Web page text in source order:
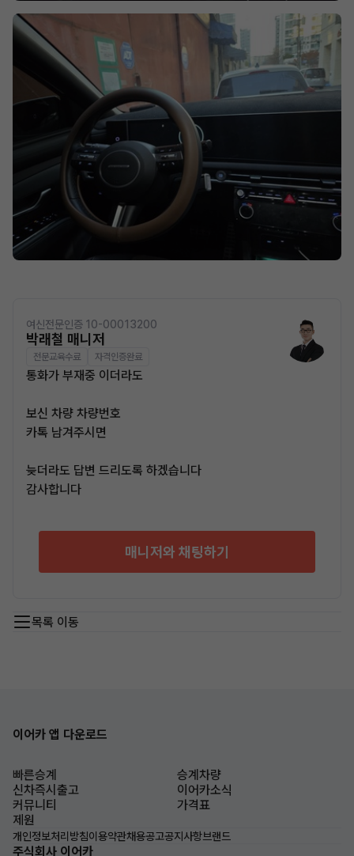
여신전문인증 10-00013200
박래철 매니저
전문교육수료 자격인증완료
통화가 부재중 이더라도
보신 차량 차량번호
카톡 남겨주시면
늦더라도 답변 드리도록 하겠습니다
감사합니다
매니저와 채팅하기
목록 이동
이어카 앱 다운로드
빠른승계
승계차량
신차즉시출고
이어카소식
커뮤니티
가격표
제원
개인정보처리방침이용약관채용공고공지사항브랜드
주식회사 이어카